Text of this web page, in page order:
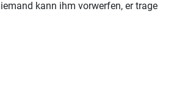
kann ihm vorwerfen, er trage